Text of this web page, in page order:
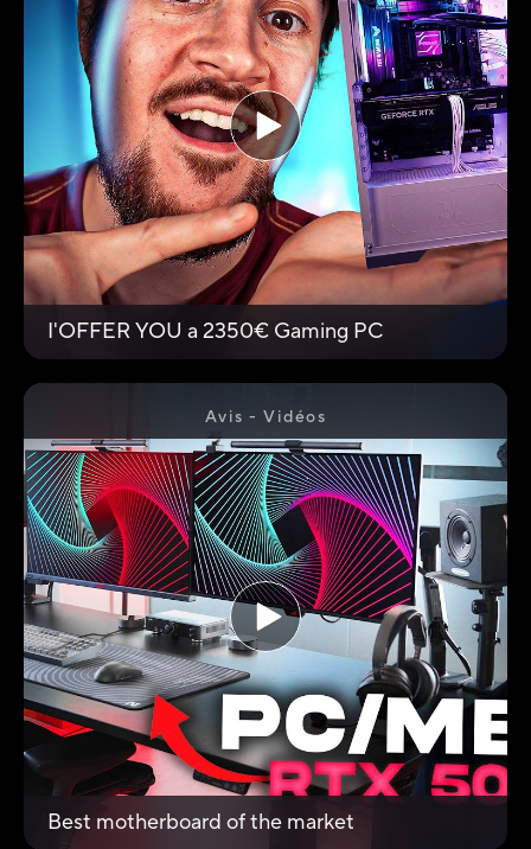
I'OFFER YOU a 2350€ Gaming PC
Avis - Vidéos
Best motherboard of the market